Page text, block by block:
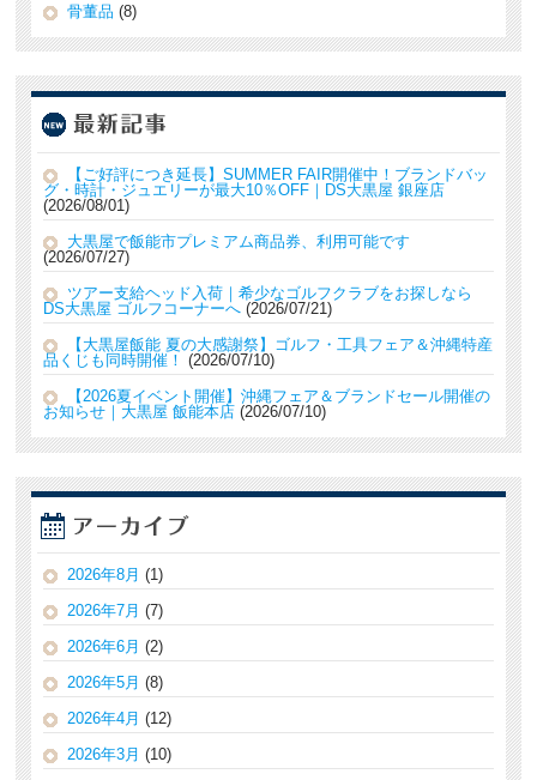
骨董品 (8)
【ご好評につき延長】SUMMER FAIR開催中！ブランドバッ
グ・時計・ジュエリーが最大10％OFF｜DS大黒屋 銀座店
2026/08/01
大黒屋で飯能市プレミアム商品券、利用可能です
2026/07/27
ツアー支給ヘッド入荷｜希少なゴルフクラブをお探しなら
DS大黒屋 ゴルフコーナーへ 2026/07/21
【大黒屋飯能 夏の大感謝祭】ゴルフ・工具フェア＆沖縄特産
品くじも同時開催！
2026/07/10
【2026夏イベント開催】沖縄フェア＆ブランドセール開催の
お知らせ｜大黒屋 飯能本店 2026/07/10
2026年8月 (1)
2026年7月 (7)
2026年6月 (2)
2026年5月 (8)
2026年4月 (12)
2026年3月 (10)